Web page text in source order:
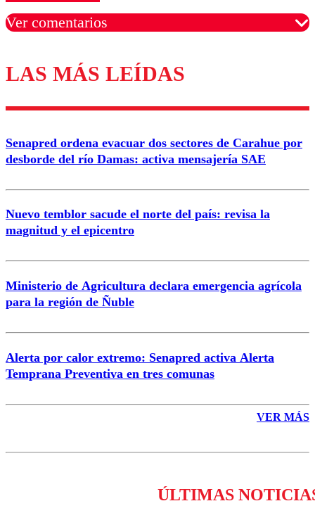
Ver comentarios
Los comentarios son moderados para garantizar un
diálogo respetuoso.
Correo
LAS MÁS LEÍDAS
Senapred ordena evacuar dos sectores de Carahue por
desborde del río Damas: activa mensajería SAE
Nuevo temblor sacude el norte del país: revisa la
magnitud y el epicentro
Ministerio de Agricultura declara emergencia agrícola
para la región de Ñuble
Alerta por calor extremo: Senapred activa Alerta
Temprana Preventiva en tres comunas
VER MÁS
ÚLTIMAS